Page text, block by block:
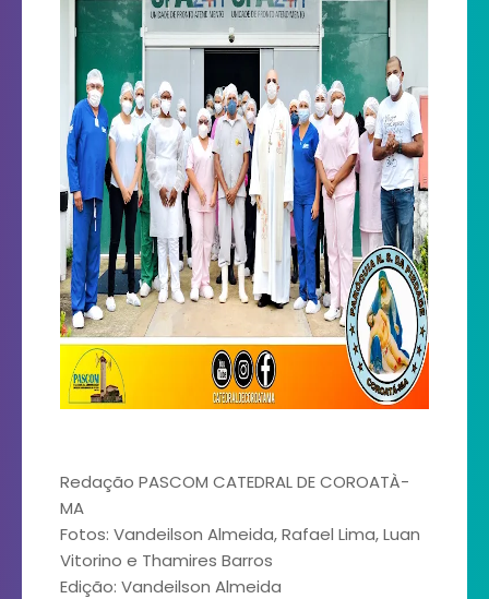
Redação PASCOM CATEDRAL DE COROATÀ-
MA
Fotos: Vandeilson Almeida, Rafael Lima, Luan
Vitorino e Thamires Barros
Edição: Vandeilson Almeida